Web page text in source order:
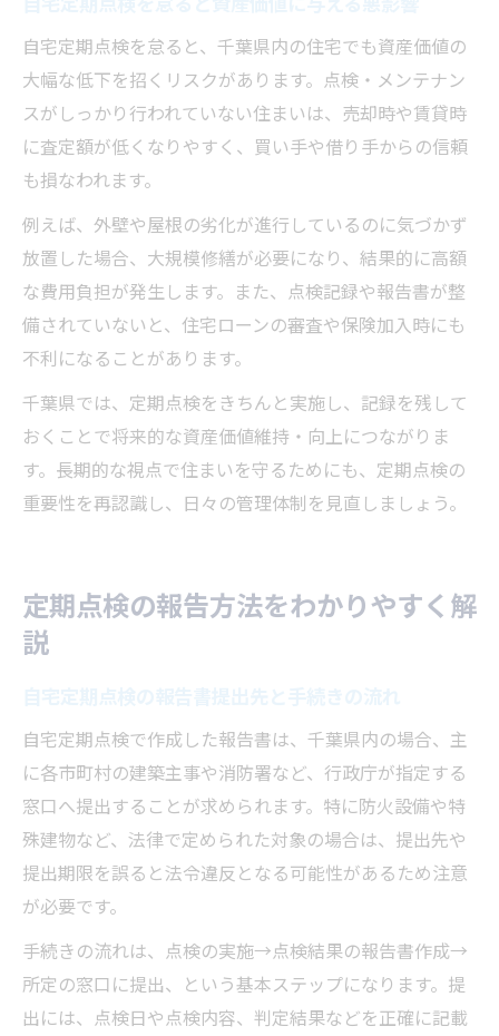
自宅定期点検を怠ると、千葉県内の住宅でも資産価値の
大幅な低下を招くリスクがあります。点検・メンテナン
スがしっかり行われていない住まいは、売却時や賃貸時
に査定額が低くなりやすく、買い手や借り手からの信頼
も損なわれます。
例えば、外壁や屋根の劣化が進行しているのに気づかず
放置した場合、大規模修繕が必要になり、結果的に高額
な費用負担が発生します。また、点検記録や報告書が整
備されていないと、住宅ローンの審査や保険加入時にも
不利になることがあります。
千葉県では、定期点検をきちんと実施し、記録を残して
おくことで将来的な資産価値維持・向上につながりま
す。長期的な視点で住まいを守るためにも、定期点検の
重要性を再認識し、日々の管理体制を見直しましょう。
定期点検の報告方法をわかりやすく解
説
自宅定期点検で作成した報告書は、千葉県内の場合、主
に各市町村の建築主事や消防署など、行政庁が指定する
窓口へ提出することが求められます。特に防火設備や特
殊建物など、法律で定められた対象の場合は、提出先や
提出期限を誤ると法令違反となる可能性があるため注意
が必要です。
手続きの流れは、点検の実施→点検結果の報告書作成→
所定の窓口に提出、という基本ステップになります。提
出には、点検日や点検内容、判定結果などを正確に記載